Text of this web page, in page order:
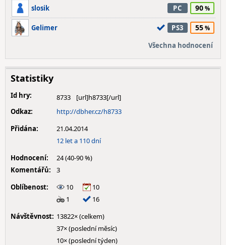
slosik PC 90
Gelimer PS3 55
Všechna hodnocení
Statistiky
Id hry:
8733
Odkaz:
http://dbher.cz/h8733
Přidána:
21.04.2014
12 let a 110 dní
Hodnocení:
24 (40-90 %)
Komentářů:
3
Oblíbenost:
10
10
1
16
Návštěvnost: 13822× (celkem)
37× (poslední měsíc)
10× (poslední týden)